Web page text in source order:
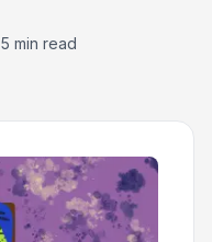
5 min read